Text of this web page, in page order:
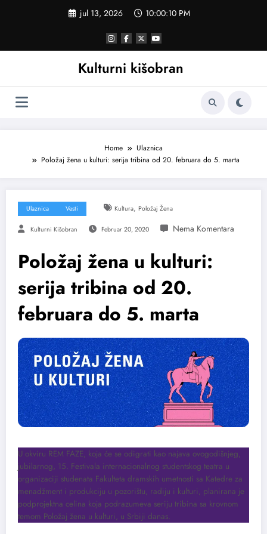
jul 13, 2026 10:00:11 PM
Kulturni kišobran
Home
Ulaznica
Položaj žena u kulturi: serija tribina od 20. februara do 5. marta
Ulaznica Vesti Kultura, Položaj Žena
Kulturni Kišobran Februar 20, 2020
Položaj žena u kulturi:
serija tribina od 20.
februara do 5. marta
U okviru REM FAZE, koja će se odigrati kao najava ovogodišnjeg,
jubilarnog, 15. Festivala internacionalnog studentskog teatra u
organizaciji studenata Fakulteta dramskih umetnosti sa Katedre za
menadžment i produkciju u pozorištu, radiju i kulturi, planirana je
podprojektna celina koja podrazumeva seriju tribina sa krovnom
temom Položaj žena u kulturi, u Srbiji danas.